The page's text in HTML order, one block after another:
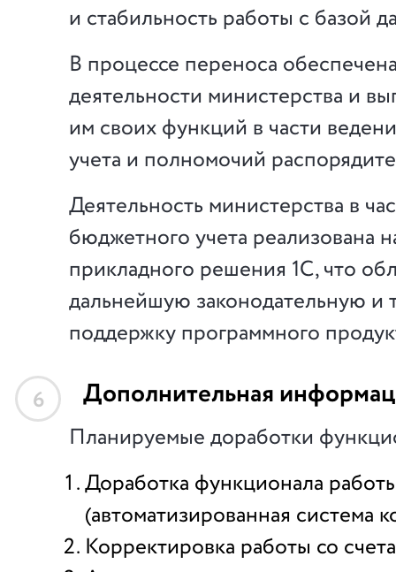
и стабильность работы с базой
В процессе переноса
деятельности министерства и
им своих функций в части
учета и полномочий
Деятельность министерства в
бюджетного учета реализована
прикладного решения 1С, что
дальнейшую законодательную и
поддержку программного
6 Дополнительная
Планируемые доработки
Доработка функционала
(автоматизированная система
Корректировка работы со